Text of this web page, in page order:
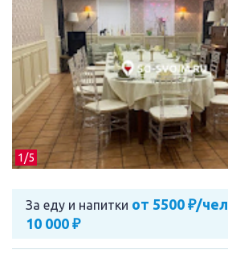
1/5
За еду и напитки от 5500 ₽/чел
10 000 ₽